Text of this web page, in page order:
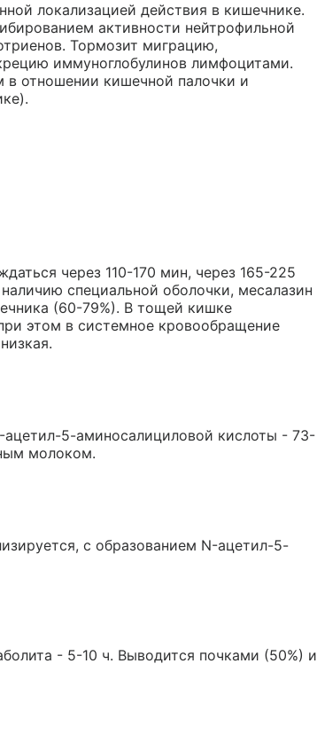
локализацией действия в кишечнике.
активности нейтрофильной
Тормозит миграцию,
иммуноглобулинов лимфоцитами.
отношении кишечной палочки и
через 110-170 мин, через 165-225
специальной оболочки, месалазин
(60-79%). В тощей кишке
этом в системное кровообращение
5-аминосалициловой кислоты - 73-
молоком.
с образованием N-ацетил-5-
- 5-10 ч. Выводится почками (50%) и